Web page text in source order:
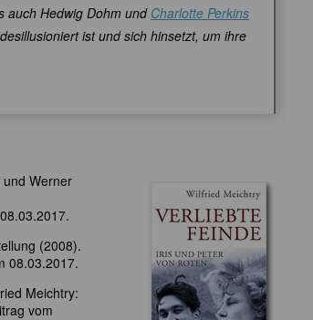
auch Hedwig Dohm und Charlotte Perkins
ist und sich hinsetzt, um ihre
Werner
(2008).
08.03.2017.
Meichtry:
vom